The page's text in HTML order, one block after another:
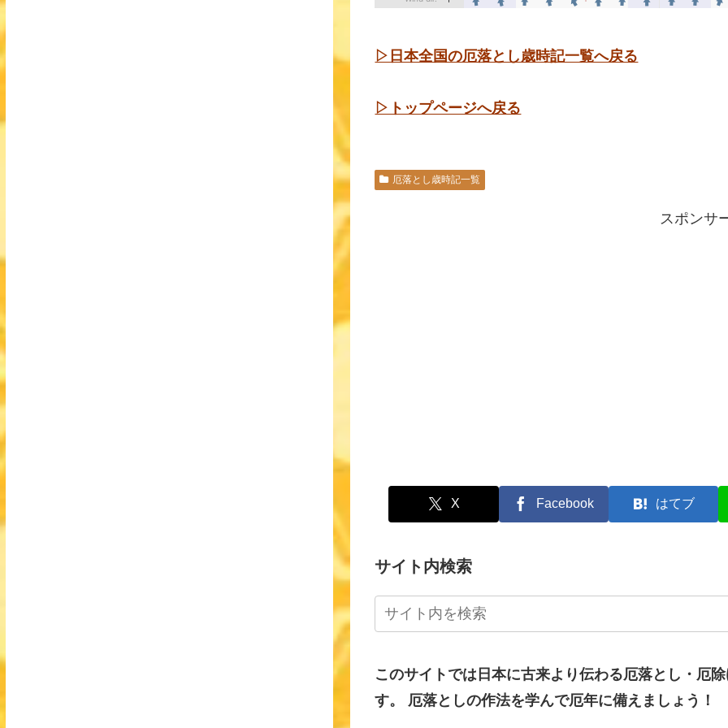
▷日本全国の厄落とし歳時記一覧へ戻る
▷トップページへ戻る
厄落とし歳時記一覧
スポンサ
X Facebook はてブ
サイト内検索
このサイトでは日本に古来より伝わる厄落とし・厄
す。
厄落としの作法を学んで厄年に備えましょう！